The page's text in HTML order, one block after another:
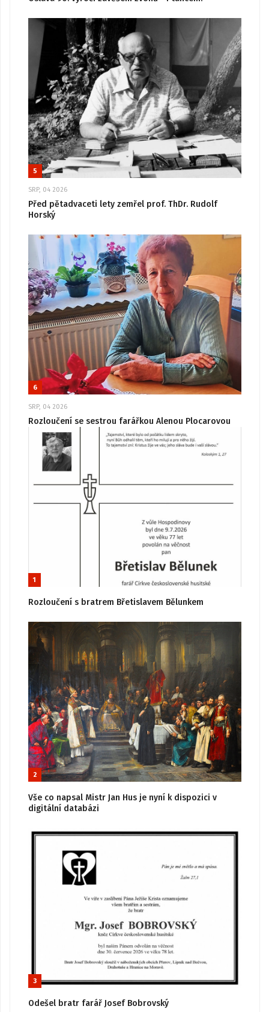
5
SRP, 04 2026
Před pětadvaceti lety zemřel prof. ThDr. Rudolf
Horský
6
SRP, 04 2026
Rozloučení se sestrou farářkou Alenou Plocarovou
1
Rozloučení s bratrem Břetislavem Bělunkem
2
Vše co napsal Mistr Jan Hus je nyní k dispozici v
digitální databázi
3
Odešel bratr farář Josef Bobrovský